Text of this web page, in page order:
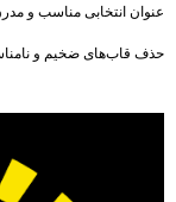
عنوان انتخابی مناسب و
حذف قاب‌های ضخیم و